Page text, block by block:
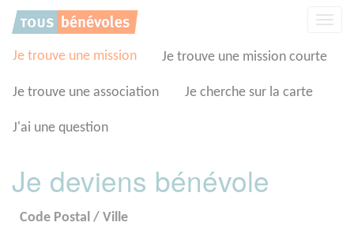
Je trouve une mission Je trouve une mission courte
Je trouve une association Je cherche sur la carte
J'ai une question
Je deviens bénévole
Code Postal / Ville
Panneau de gestion des cookies